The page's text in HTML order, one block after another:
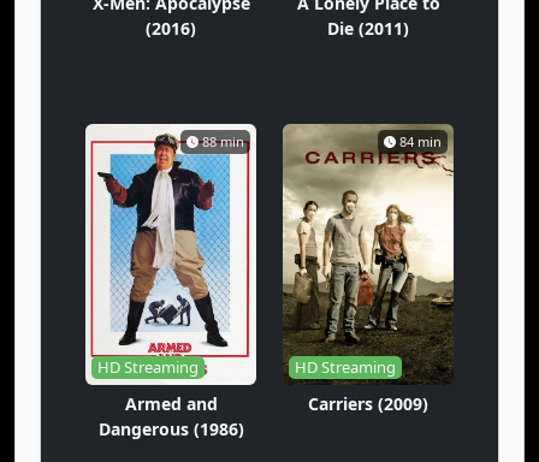
(2016)
Die (2011)
88 min
HD Streaming
Armed and
Dangerous (1986)
84 min
HD Streaming
Carriers (2009)